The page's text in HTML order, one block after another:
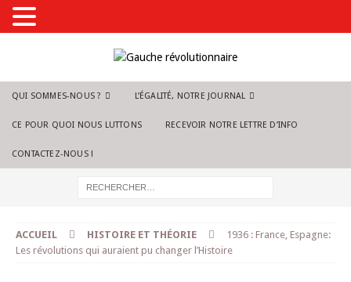
QUI SOMMES-NOUS ? L’ÉGALITÉ, NOTRE JOURNAL
CE POUR QUOI NOUS LUTTONS RECEVOIR NOTRE LETTRE D’INFO
CONTACTEZ-NOUS !
ACCUEIL HISTOIRE ET THÉORIE
1936 : France, Espagne:
Les révolutions qui auraient pu changer l’Histoire